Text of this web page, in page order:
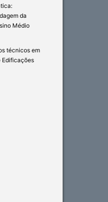
da
Médio
técnicos em
Edificações